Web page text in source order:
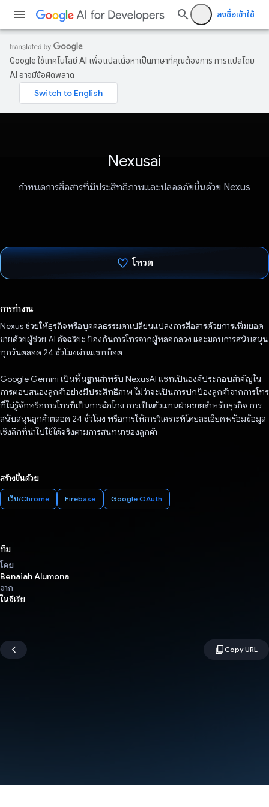
ลงชื่อเข้าใช้
Google ใช้เทคโนโลยี AI เพื่อแปลเนื้อหาเป็นภาษาที่คุณต้องการ การแปลโดย
AI อาจมีข้อผิดพลาด
Nexusai
กำหนดการสื่อสารที่มีประสิทธิภาพและปลอดภัยขึ้นด้วย Nexus
โหวต
การทำงาน
Nexus ช่วยให้ธุรกิจหรือบุคคลธรรมดาเปลี่ยนแปลงการสื่อสารด้วยการเพิ่มยอด
ขายด้วยผู้ช่วย AI อัจฉริยะ ป้องกันการโทรจากผู้หลอกลวง และมอบการสนับสนุน
ทุกวันตลอด 24 ชั่วโมงผ่านแชทบ็อต
Google Gemini เป็นพื้นฐานสําหรับ NexusAI แชทเป็นองค์ประกอบสําคัญใน
การตอบสนองลูกค้าอย่างมีประสิทธิภาพ ไม่ว่าจะเป็นการปกป้องลูกค้าจากการโทร
ที่ไม่รู้จักหรือการโทรที่เป็นการฉ้อโกง การเป็นตัวแทนฝ่ายขายสําหรับธุรกิจ การ
สนับสนุนลูกค้าตลอด 24 ชั่วโมง หรือการให้การวิเคราะห์โดยละเอียดพร้อมข้อมูล
เชิงลึกที่นําไปใช้ได้จริงตามการสนทนาของลูกค้า
สร้างขึ้นด้วย
เว็บ/Chrome Firebase Google OAuth
ทีม
โดย
Benaiah Alumona
จาก
ไนจีเรีย